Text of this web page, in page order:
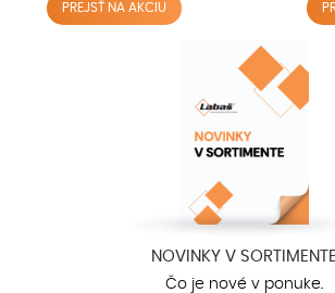
PREJSŤ NA AKCIU
NOVINKY V SORTIMENTE
Čo je nové v ponuke.